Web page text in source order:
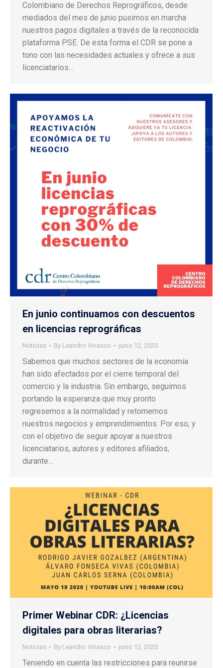
Colombiano de Derechos Reprográficos, desde
mediados del mes de junio pusimos en marcha
nuestros pagos digitales a través de la reconocida
plataforma PSE. De esta forma el CDR se pone a
tono con las necesidades actuales y ofrece a sus
licenciatarios…
En junio continuamos con descuentos
en licencias reprográficas
Noticias By Leandro Vinasco junio 12, 2020
Sabemos que muchos sectores de la economía
han sido afectados por el cierre temporal del
comercio y la industria. Sin embargo, seguimos
portando la esperanza que muy pronto
regresemos a la normalidad y retomemos
nuestros negocios y emprendimientos. Por eso, y
con el objetivo de seguir apoyar a nuestros
licenciatarios, autores y editores afiliados,
durante…
Primer Webinar CDR: ¿Licencias
digitales para obras literarias?
Noticias By Leandro Vinasco junio 12, 2020
Teniendo en cuenta las restricciones para reunirse